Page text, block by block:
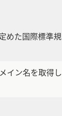
めた国際標準規
イン名を取得し